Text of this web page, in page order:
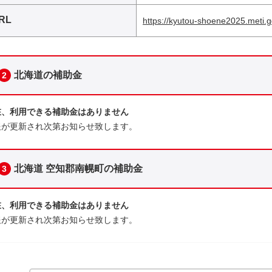
https://kyutou-
2 北海道の補助金
利用できる補助金はありません
更新され次第お知らせ致します。
3 北海道 空知郡南幌町の補助金
利用できる補助金はありません
更新され次第お知らせ致します。